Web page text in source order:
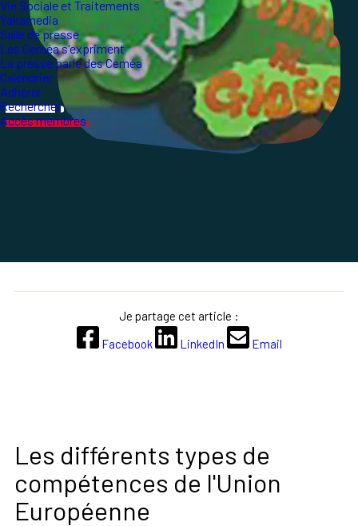
Vie Sociale et Traitements
Yakamedia
Salle de presse
Les Ceméa s'expriment
La presse parle des Ceméa
Calendrier
Adhérer
Rechercher
Accès membres
Les différents types de
compétences de l'Union
Européenne
Je partage cet article :
Facebook
LinkedIn Email